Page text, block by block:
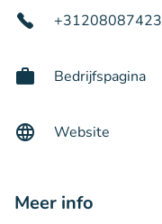
+31208087423
Bedrijfspagina
Website
Meer info